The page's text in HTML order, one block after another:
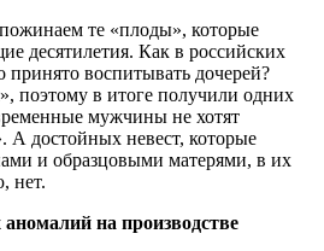
те «плоды», которые
десятилетия. Как в российских
принято воспитывать дочерей?
поэтому в итоге получили одних
мужчины не хотят
А достойных невест, которые
и образцовыми матерями, в их
нет.
на производстве